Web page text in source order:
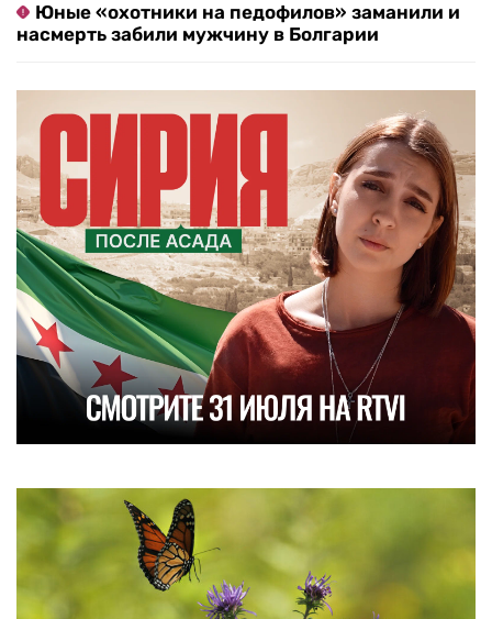
Юные «охотники на педофилов» заманили и
насмерть забили мужчину в Болгарии